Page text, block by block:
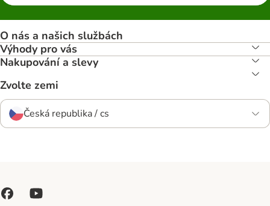
O nás a našich službách
Výhody pro vás
Nakupování a slevy
Zvolte zemi
Česká republika / cs